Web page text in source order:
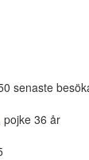
senaste
pojke 36 år